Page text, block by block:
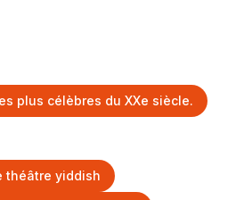
plus célèbres du XXe siècle.
théâtre yiddish